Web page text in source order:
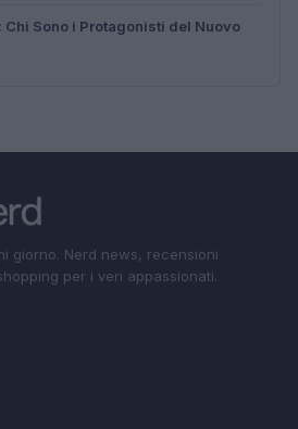
Sono i Protagonisti del Nuovo
giorno. Nerd news, recensioni
per i veri appassionati.